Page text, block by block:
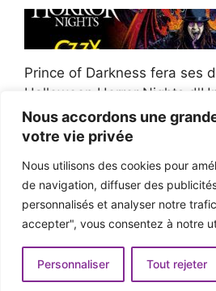
Nous accordons une
votre vie privée
Nous utilisons des cookies pour
de navigation, diffuser des
personnalisés et analyser notre
accepter", vous consentez à notre
Personnaliser Tout rejeter
Prince of Darkness fera ses
Halloween Horror Nights
Afroman poursuit un policier
victoire du jury en diffamation
© 2026 - Pop'n Music -